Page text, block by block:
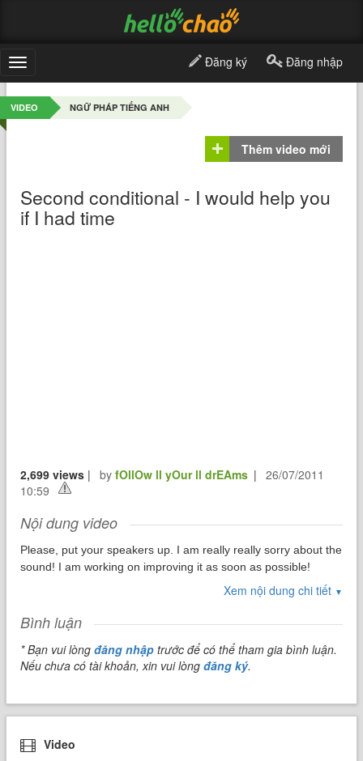
Toggle
navigation
Đăng ký Đăng nhập
VIDEO NGỮ PHÁP TIẾNG ANH
Thêm video mới
Second conditional - I would help you
if I had time
2,699 views | byfOllOw ll yOur ll drEAms |
26/07/2011
10:59
Nội dung video
Please, put your speakers up. I am really really sorry about the
sound! I am working on improving it as soon as possible!
consequence: would + inf
ex: If you won the lottery, what would you do?
Xem nội dung chi tiết ▼
Bình luận
* Bạn vui lòngđăng nhập trước để có thể tham gia bình luận.
Nếu chưa có tài khoản, xin vui lòngđăng ký.
Video